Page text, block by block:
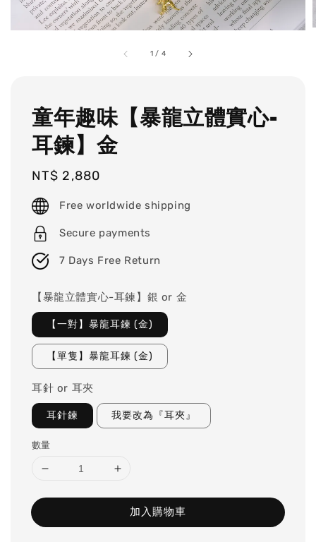
1 / 4
童年趣味【暴龍立體實心-
耳鍊】金
Regular
price
NT$ 2,880
Free worldwide shipping
Secure payments
7 Days Free Return
【暴龍立體實心-耳鍊】銀 or 金
【一對】暴龍耳鍊 (金)
【單隻】暴龍耳鍊 (金)
耳針 or 耳夾
耳針鍊 我要改為『耳夾』
數量
加入購物車